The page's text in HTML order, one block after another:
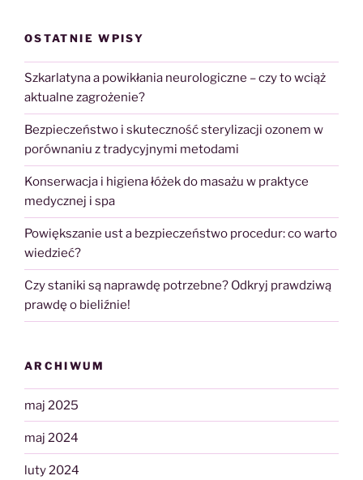
OSTATNIE WPISY
Szkarlatyna a powikłania neurologiczne – czy to wciąż
aktualne zagrożenie?
Bezpieczeństwo i skuteczność sterylizacji ozonem w
porównaniu z tradycyjnymi metodami
Konserwacja i higiena łóżek do masażu w praktyce
medycznej i spa
Powiększanie ust a bezpieczeństwo procedur: co warto
wiedzieć?
Czy staniki są naprawdę potrzebne? Odkryj prawdziwą
prawdę o bieliźnie!
ARCHIWUM
maj 2025
maj 2024
luty 2024